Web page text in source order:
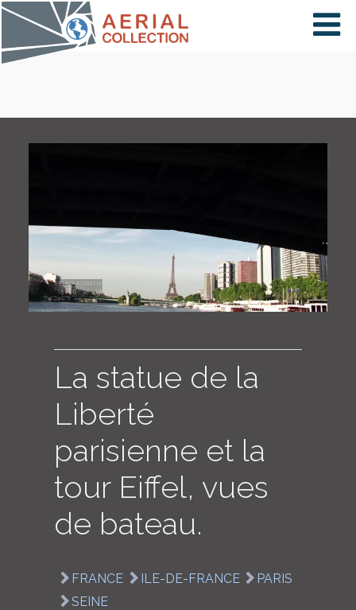
×
COLLECTIONS
LOGIN
La statue de la
Liberté
parisienne et la
tour Eiffel, vues
de bateau.
FRANCE ILE-DE-FRANCE
PARIS
SEINE